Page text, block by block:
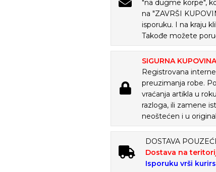
"na dugme korpe",
na "ZAVRŠI
isporuku. I na kraju
Takođe možete
SIGURNA KUPOVINA
Registrovana
preuzimanja robe.
vraćanja artikla u
razloga, ili zamene
neoštećen i u
DOSTAVA
Dostava na
Isporuku vrši